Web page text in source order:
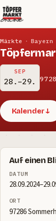
Märkte · Bayern
SEP
28.–29.
Kalender ↓
Auf einen
DATUM
ORT
97286